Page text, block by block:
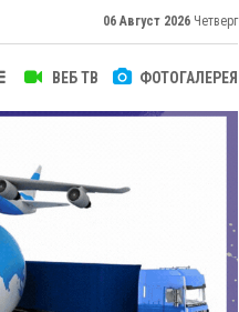
06 Август 2026 Четверг
ВЕБ ТВ ФОТОГАЛЕРЕЯ